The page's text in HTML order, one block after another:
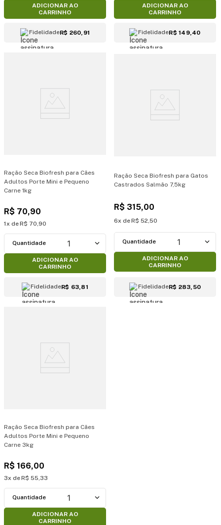
ADICIONAR AO
CARRINHO
FidelidadeR$ 260,91
ADICIONAR AO
CARRINHO
FidelidadeR$ 149,40
Ração Seca Biofresh para Cães
Adultos Porte Mini e Pequeno
Carne 1kg
R$ 70,90
1 R$ 70,90
1
ADICIONAR AO
CARRINHO
FidelidadeR$ 63,81
Ração Seca Biofresh para Gatos
Castrados Salmão 7,5kg
R$ 315,00
6 R$ 52,50
1
ADICIONAR AO
CARRINHO
FidelidadeR$ 283,50
Ração Seca Biofresh para Cães
Adultos Porte Mini e Pequeno
Carne 3kg
R$ 166,00
3 R$ 55,33
1
ADICIONAR AO
CARRINHO